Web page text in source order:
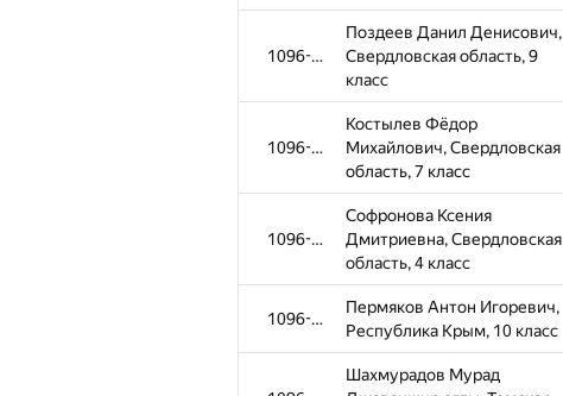
1096-1309
Поздеев Данил Денисович,
Свердловская область, 9
класс
1096-1309
Костылев Фёдор
Михайлович, Свердловская
область, 7 класс
1096-1309
Софронова Ксения
Дмитриевна, Свердловская
область, 4 класс
1096-1309
Пермяков Антон Игоревич,
Республика Крым, 10 класс
Шахмурадов Мурад